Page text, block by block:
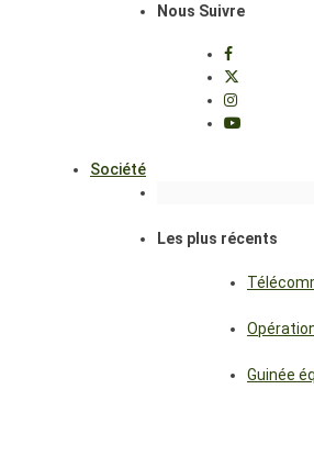
Nous Suivre
Société
Les plus récents
Guinée